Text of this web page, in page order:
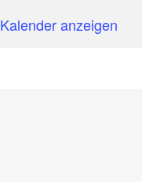
Kalender anzeigen